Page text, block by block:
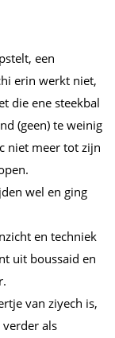
een
erin werkt niet,
die ene steekbal
(geen) te weinig
niet meer tot zijn
wel en ging
en techniek
uit boussaid en
van ziyech is,
als